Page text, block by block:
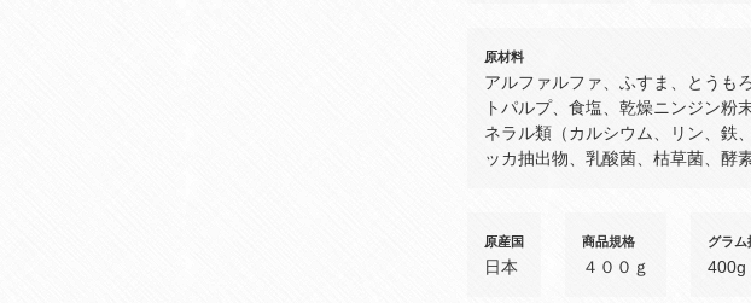
原材料
アルファルファ、ふすま、とうも
トパルプ、食塩、乾燥ニンジン粉
ネラル類（カルシウム、リン、鉄
ッカ抽出物、乳酸菌、枯草菌、酵
原産国
日本
商品規格
４００ｇ
グラム
400g